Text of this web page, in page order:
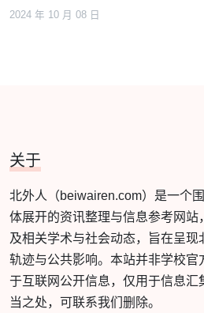
2024 年 10 月 08 日
关于
北外人（beiwairen.com）是一个
体展开的资讯整理与信息参考网站
及相关学术与社会动态，旨在呈
轨迹与公共影响。本站并非学校官
于互联网公开信息，仅用于信息汇
当之处，可联系我们删除。